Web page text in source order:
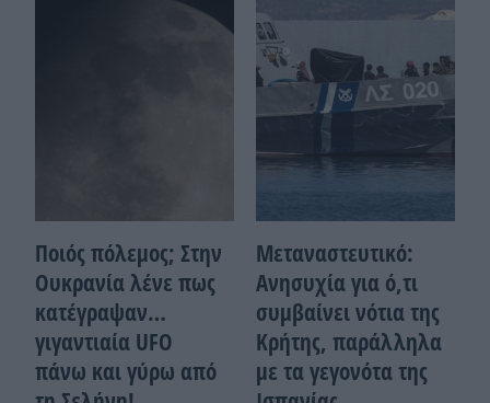
Ποιός πόλεμος; Στην
Ουκρανία λένε πως
κατέγραψαν…
γιγαντιαία UFO
πάνω και γύρω από
Μεταναστευτικό:
Ανησυχία για ό,τι
συμβαίνει νότια της
Κρήτης, παράλληλα
με τα γεγονότα της